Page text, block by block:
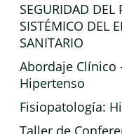
SEGURIDAD DEL
SISTÉMICO DEL
SANITARIO
Abordaje Clínico
Hipertenso
Fisiopatología: